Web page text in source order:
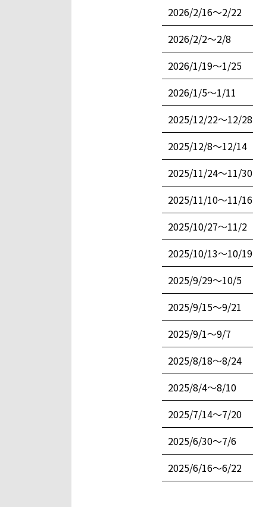
2026/2/16〜2/22
2026/2/2〜2/8
2026/1/19〜1/25
2026/1/5〜1/11
2025/12/22〜12/28
2025/12/8〜12/14
2025/11/24〜11/30
2025/11/10〜11/16
2025/10/27〜11/2
2025/10/13〜10/19
2025/9/29〜10/5
2025/9/15〜9/21
2025/9/1〜9/7
2025/8/18〜8/24
2025/8/4〜8/10
2025/7/14〜7/20
2025/6/30〜7/6
2025/6/16〜6/22